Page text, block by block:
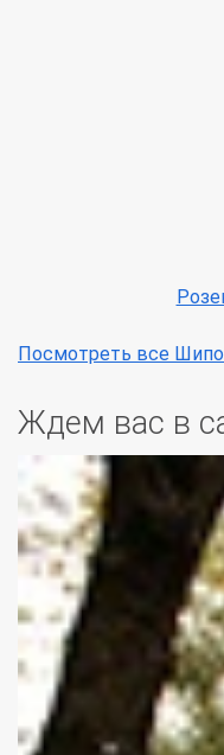
Посмотреть все
Ждем вас в